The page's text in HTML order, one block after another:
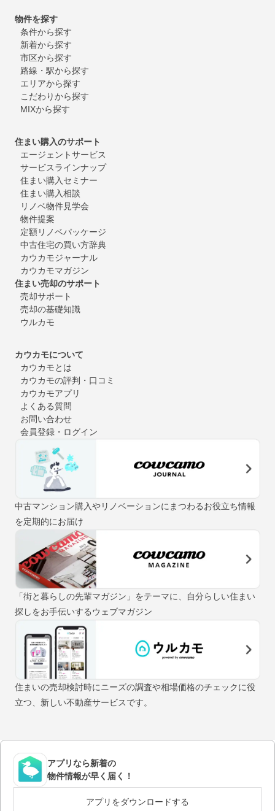
物件を探す
条件から探す
新着から探す
市区から探す
路線・駅から探す
エリアから探す
こだわりから探す
MIXから探す
住まい購入のサポート
エージェントサービス
サービスラインナップ
住まい購入セミナー
住まい購入相談
リノベ物件見学会
物件提案
定額リノベパッケージ
中古住宅の買い方辞典
カウカモジャーナル
カウカモマガジン
住まい売却のサポート
売却サポート
売却の基礎知識
ウルカモ
カウカモについて
カウカモとは
カウカモの評判・口コミ
カウカモアプリ
よくある質問
お問い合わせ
会員登録・ログイン
中古マンション購入やリノベーションにまつわるお役立ち情報
を定期的にお届け
「街と暮らしの先輩マガジン」をテーマに、自分らしい住まい
探しをお手伝いするウェブマガジン
住まいの売却検討時にニーズの調査や相場価格のチェックに役
立つ、新しい不動産サービスです。
アプリなら新着の
物件情報が早く届く！
アプリをダウンロードする